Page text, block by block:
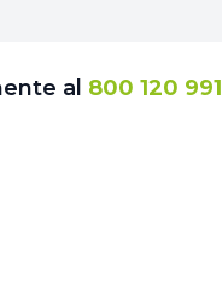
al 800 120 991